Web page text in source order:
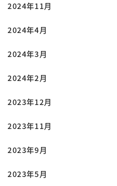
2024年11月
2024年4月
2024年3月
2024年2月
2023年12月
2023年11月
2023年9月
2023年5月